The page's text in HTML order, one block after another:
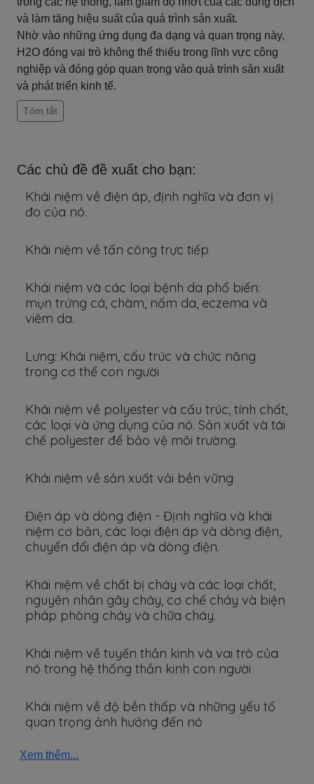
và làm tăng hiệu suất của quá trình sản xuất.
Nhờ vào những ứng dụng đa dạng và quan trọng này,
H2O đóng vai trò không thể thiếu trong lĩnh vực công
nghiệp và đóng góp quan trọng vào quá trình sản xuất
và phát triển kinh tế.
Tóm tắt
Các chủ đề đề xuất cho bạn:
Khái niệm về điện áp, định nghĩa và đơn vị
đo của nó.
Khái niệm về tấn công trực tiếp
Khái niệm và các loại bệnh da phổ biến:
mụn trứng cá, chàm, nấm da, eczema và
viêm da.
Lưng: Khái niệm, cấu trúc và chức năng
trong cơ thể con người
Khái niệm về polyester và cấu trúc, tính chất,
các loại và ứng dụng của nó. Sản xuất và tái
chế polyester để bảo vệ môi trường.
Khái niệm về sản xuất vải bền vững
Điện áp và dòng điện - Định nghĩa và khái
niệm cơ bản, các loại điện áp và dòng điện,
chuyển đổi điện áp và dòng điện.
Khái niệm về chất bị cháy và các loại chất,
nguyên nhân gây cháy, cơ chế cháy và biện
pháp phòng cháy và chữa cháy.
Khái niệm về tuyến thần kinh và vai trò của
nó trong hệ thống thần kinh con người
Khái niệm về độ bền thấp và những yếu tố
quan trọng ảnh hưởng đến nó
Xem thêm...